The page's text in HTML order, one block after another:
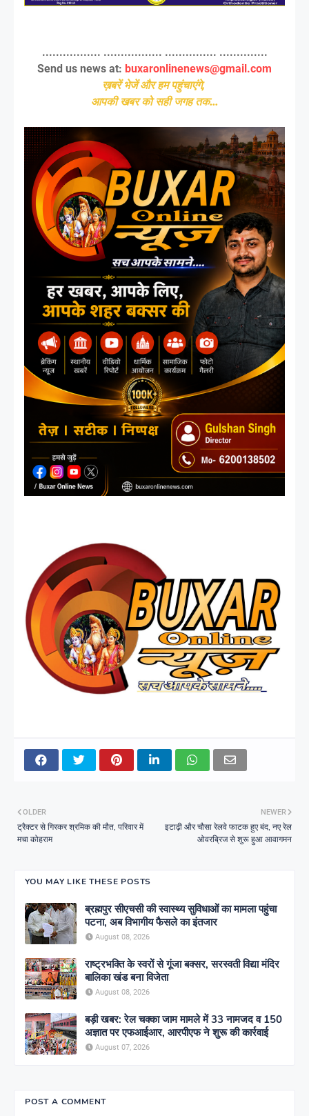
................. ................. ............... ..............
Send us news at: buxaronlinenews@gmail.com
ख़बरें भेजें और हम पहुंचाएंगे,
आपकी खबर को सही जगह तक...
NEWER
इटाढ़ी और चौसा रेलवे फाटक हुए बंद, नए रेल
ओवरब्रिज से शुरू हुआ आवागमन
OLDER
ट्रैक्टर से गिरकर श्रमिक की मौत, परिवार में
मचा कोहराम
YOU MAY LIKE THESE POSTS
ब्रह्मपुर सीएचसी की स्वास्थ्य सुविधाओं का मामला पहुंचा
पटना, अब विभागीय फैसले का इंतजार
August 08, 2026
राष्ट्रभक्ति के स्वरों से गूंजा बक्सर, सरस्वती विद्या मंदिर
बालिका खंड बना विजेता
August 08, 2026
बड़ी खबर: रेल चक्का जाम मामले में 33 नामजद व 150
अज्ञात पर एफआईआर, आरपीएफ ने शुरू की कार्रवाई
August 07, 2026
POST A COMMENT